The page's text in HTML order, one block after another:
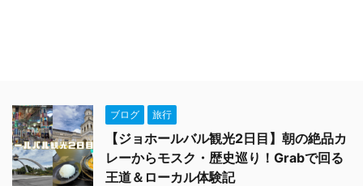
ブログ 旅行
【ジョホールバル観光2日目】朝の絶品カ
レーからモスク・歴史巡り！Grabで回る
王道＆ローカル体験記